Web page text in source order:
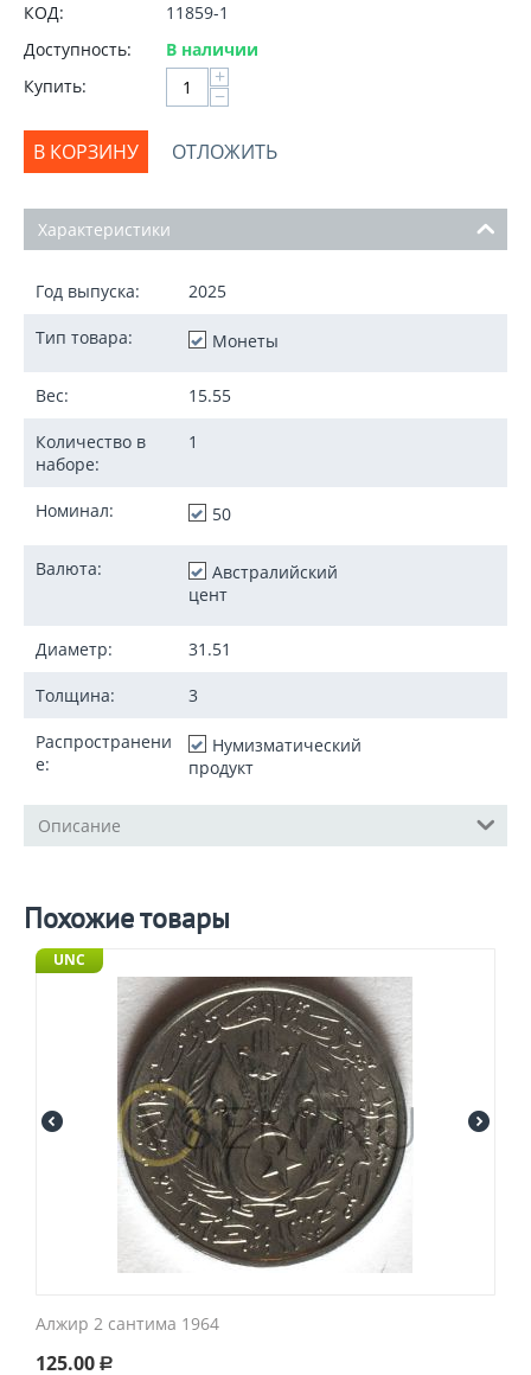
КОД:
11859-1
Доступность:
В наличии
Купить:
+
−
В КОРЗИНУ ОТЛОЖИТЬ
Характеристики
Год выпуска: 2025
Тип товара: Монеты
Вес: 15.55
Количество в
наборе:
1
Номинал: 50
Валюта:
Австралийский
цент
Диаметр: 31.51
Толщина: 3
Распространени
е:
Нумизматический
продукт
Описание
Похожие товары
UNC
Алжир 2 сантима 1964
125.00 Р